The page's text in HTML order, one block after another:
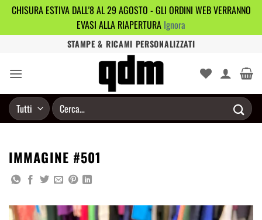
CHISURA ESTIVA DALL'8 AL 29 AGOSTO - GLI ORDINI WEB VERRANNO
EVASI ALLA RIAPERTURA Ignora
contenuti
STAMPE & RICAMI PERSONALIZZATI
Cerca:
IMMAGINE #501